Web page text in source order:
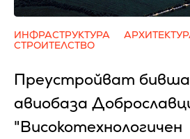
ИНФРАСТРУКТУРА
СТРОИТЕЛСТВО
Преустройват
авиобаза
"Високотехнологичен